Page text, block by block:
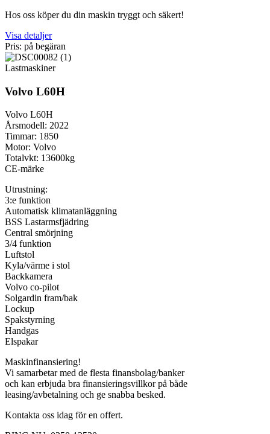
Hos oss köper du din maskin tryggt och säkert!
Visa detaljer
Pris: på begäran
Lastmaskiner
Volvo L60H
Volvo L60H
Årsmodell: 2022
Timmar: 1850
Motor: Volvo
Totalvkt: 13600kg
CE-märke
Utrustning:
3:e funktion
Automatisk klimatanläggning
BSS Lastarmsfjädring
Central smörjning
3/4 funktion
Luftstol
Kyla/värme i stol
Backkamera
Volvo co-pilot
Solgardin fram/bak
Lockup
Spakstyrning
Handgas
Elspakar
Maskinfinansiering!
Vi samarbetar med de flesta finansbolag/banker
och kan erbjuda bra finansieringsvillkor på både
leasing/avbetalning och ge snabba besked.
Kontakta oss idag för en offert.